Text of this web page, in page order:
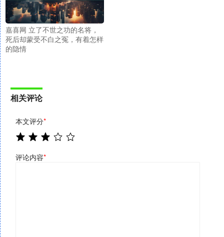
嘉喜网 立了不世之功的名将，
死后却蒙受不白之冤，有着怎样
的隐情
相关评论
本文评分*
评论内容*